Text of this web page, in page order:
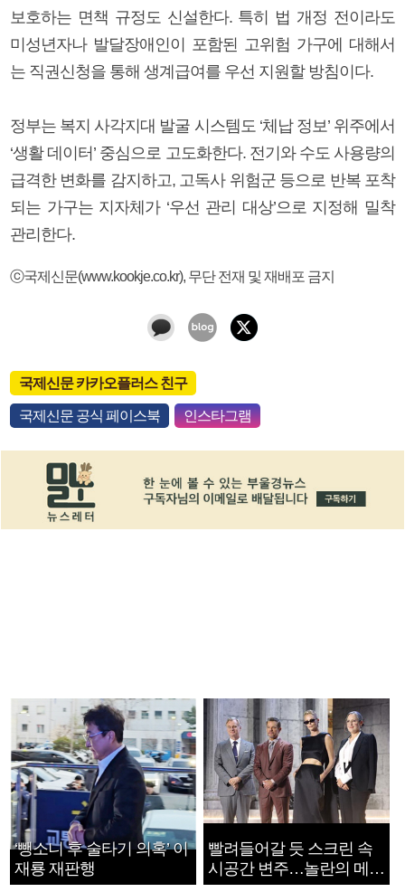
보호하는 면책 규정도 신설한다. 특히 법 개정 전이라도
미성년자나 발달장애인이 포함된 고위험 가구에 대해서
는 직권신청을 통해 생계급여를 우선 지원할 방침이다.
정부는 복지 사각지대 발굴 시스템도 ‘체납 정보’ 위주에서
‘생활 데이터’ 중심으로 고도화한다. 전기와 수도 사용량의
급격한 변화를 감지하고, 고독사 위험군 등으로 반복 포착
되는 가구는 지자체가 ‘우선 관리 대상’으로 지정해 밀착
관리한다.
ⓒ국제신문(www.kookje.co.kr), 무단 전재 및 재배포 금지
국제신문 카카오플러스 친구
국제신문 공식 페이스북 인스타그램
‘뺑소니 후 술타기 의혹’ 이
재룡 재판행
빨려들어갈 듯 스크린 속
시공간 변주…놀란의 메시